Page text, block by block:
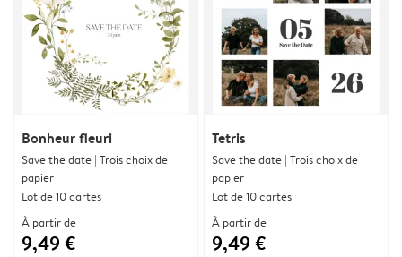
Bonheur fleuri
Save the date | Trois choix de
papier
Lot de 10 cartes
À partir de
9,49 €
Tetris
Save the date | Trois choix de
papier
Lot de 10 cartes
À partir de
9,49 €